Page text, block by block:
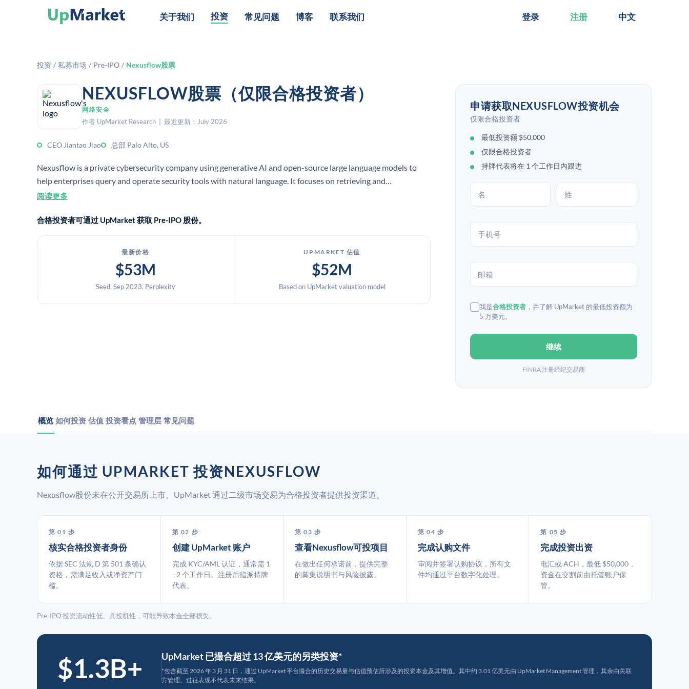
关于我们 投资 常见问题 博客 联系我们 登录 注册 中文
投资 / 私募市场 / Pre-IPO / Nexusflow股票
NEXUSFLOW股票（仅限合格投资者）
网络安全
作者 UpMarket Research | 最近更新：July 2026
CEO Jiantao Jiao 总部 Palo Alto, US
Nexusflow is a private cybersecurity company using generative AI and open-source large language models to
help enterprises query and operate security tools with natural language. It focuses on retrieving and
consolidating data from multiple security sources for faster insights and actions.
阅读更多
合格投资者可通过 UpMarket 获取 Pre-IPO 股份。
最新价格
$53M
Seed, Sep 2023, Perplexity
UPMARKET 估值
$52M
Based on UpMarket valuation model
申请获取NEXUSFLOW投资机会
仅限合格投资者
最低投资额 $50,000
仅限合格投资者
持牌代表将在 1 个工作日内跟进
我是合格投资者 ，并了解 UpMarket 的最低投资额为
5 万美元。
继续
FINRA 注册经纪交易商
概览 如何投资 估值 投资看点 管理层 常见问题
如何通过 UPMARKET 投资NEXUSFLOW
Nexusflow股份未在公开交易所上市。UpMarket 通过二级市场交易为合格投资者提供投资渠道。
第 01 步
核实合格投资者身份
依据 SEC 法规 D 第 501 条确认
资格，需满足收入或净资产门
槛。
第 02 步
创建 UpMarket 账户
完成 KYC/AML 认证，通常需 1
–2 个工作日。注册后指派持牌
代表。
第 03 步
查看Nexusflow可投项目
在做出任何承诺前，提供完整
的募集说明书与风险披露。
第 04 步
完成认购文件
审阅并签署认购协议，所有文
件均通过平台数字化处理。
第 05 步
完成投资出资
电汇或 ACH，最低 $50,000，
资金在交割前由托管账户保
管。
Pre-IPO 投资流动性低、具投机性，可能导致本金全部损失。
$1.3B+ UpMarket 已撮合超过 13 亿美元的另类投资*
*包含截至 2026 年 3 月 31 日，通过 UpMarket 平台撮合的历史交易量与估值预估所涉及的投资本金及其增值。其中约 3.01 亿美元由 UpMarket Management 管理，其余由关联
方管理。过往表现不代表未来结果。